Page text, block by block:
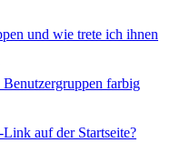
und wie trete ich ihnen
Benutzergruppen farbig
Link auf der Startseite?